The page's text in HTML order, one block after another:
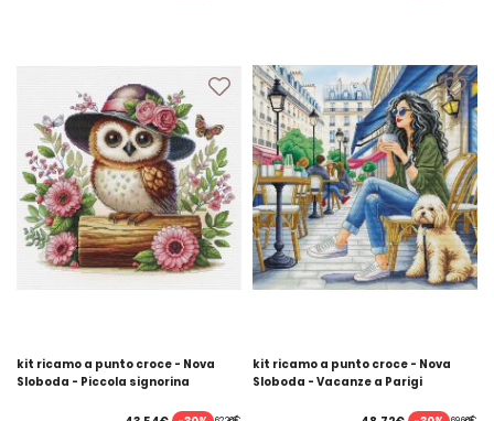
kit ricamo a punto croce - Nova
Sloboda - Piccola signorina
kit ricamo a punto croce - Nova
Sloboda - Vacanze a Parigi